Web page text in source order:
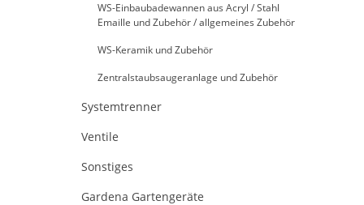
WS-Einbaubadewannen aus Acryl / Stahl
Emaille und Zubehör / allgemeines Zubehör
WS-Keramik und Zubehör
Zentralstaubsaugeranlage und Zubehör
Systemtrenner
Ventile
Sonstiges
Gardena Gartengeräte